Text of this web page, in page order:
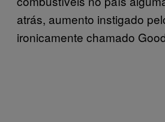
atrás, aumento instigado
ironicamente chamado